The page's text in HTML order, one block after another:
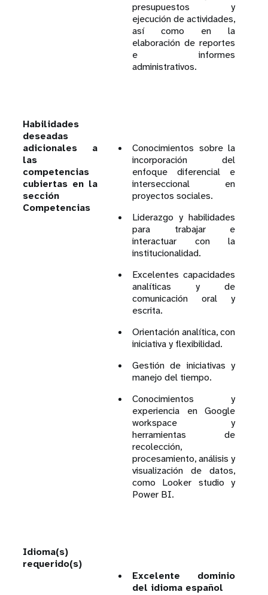
presupuestos y
ejecución de actividades,
así como en la
elaboración de reportes
e informes
administrativos.
Habilidades
deseadas
adicionales a
las
competencias
cubiertas en la
sección
Competencias
Conocimientos sobre la
incorporación del
enfoque diferencial e
interseccional en
proyectos sociales.
Liderazgo y habilidades
para trabajar e
interactuar con la
institucionalidad.
Excelentes capacidades
analíticas y de
comunicación oral y
escrita.
Orientación analítica, con
iniciativa y flexibilidad.
Gestión de iniciativas y
manejo del tiempo.
Conocimientos y
experiencia en Google
workspace y
herramientas de
recolección,
procesamiento, análisis y
visualización de datos,
como Looker studio y
Power BI.
Idioma(s)
requerido(s)
Excelente dominio
del idioma español